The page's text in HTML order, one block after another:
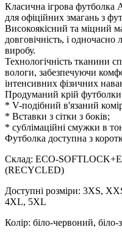
Класична ігрова футболка
для офіційних змагань з
Високоякісний та міцний
довговічність, і одночасно
виробу.
Технологічність тканини
вологи, забезпечуючи
інтенсивних фізичних
Продуманий крій футболки
* V-подібний в'язаний
* Вставки з сітки з боків;
* сублімаційні смужки в
Футболка доступна з
Склад: ECO-
(RECYCLED)
Доступні розміри: 3XS,
4XL, 5XL
Колір: біло-червоний, біло-